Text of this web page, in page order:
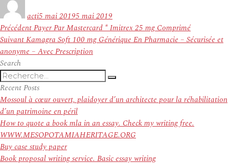
actile
5 mai 20195 mai 2019
Navigation
de
l’article
PrécédentArticle
précédent :
Payer Par Mastercard * Imitrex 25 mg Comprimé
SuivantArticle
suivant :
Kamagra Soft 100 mg Générique En Pharmacie – Sécurisée et
anonyme – Avec Prescription
Search
Recherche
pour
:
Recherche
Recent Posts
Mossoul à cœur ouvert, plaidoyer d’un architecte pour la réhabilitation
d’un patrimoine en péril
How to quote a book mla in an essay. Check my writing free.
WWW.MESOPOTAMIAHERITAGE.ORG
Buy case study paper
Book proposal writing service. Basic essay writing